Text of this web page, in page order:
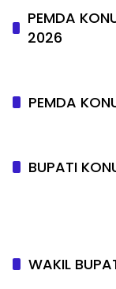
PEMDA
2026
PEMDA
BUPATI
WAKIL